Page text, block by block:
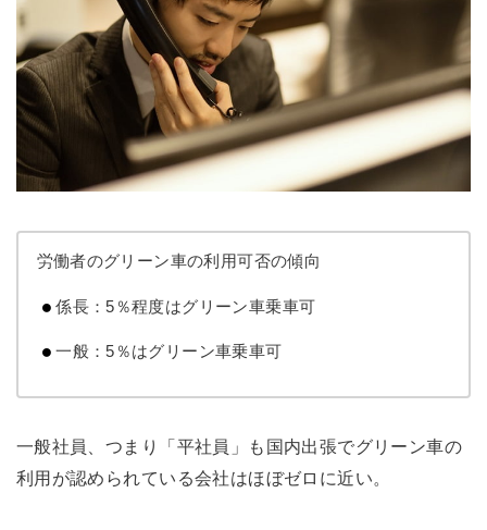
労働者のグリーン車の利用可否の傾向
係長：5％程度はグリーン車乗車可
一般：5％はグリーン車乗車可
一般社員、つまり「平社員」も国内出張でグリーン車の
利用が認められている会社はほぼゼロに近い。